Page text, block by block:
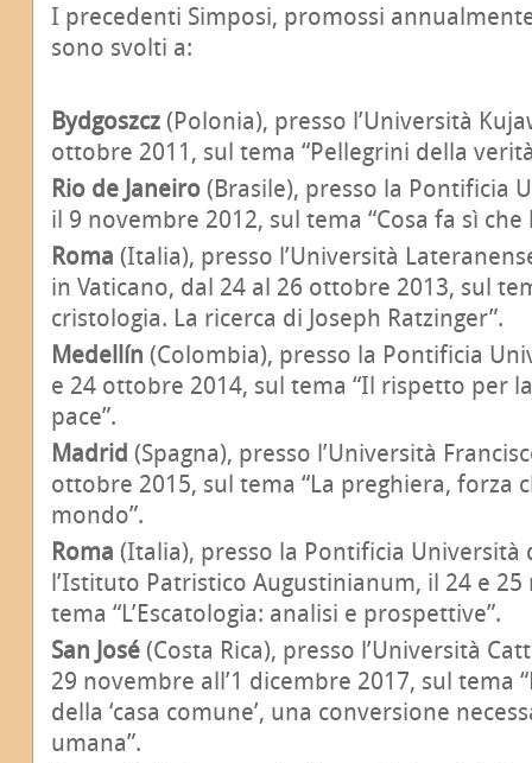
I precedenti Simposi, promossi
sono svolti a:
Bydgoszcz (Polonia), presso l’Università
ottobre 2011, sul tema “Pellegrini della
Rio de Janeiro (Brasile), presso la Pontificia
il 9 novembre 2012, sul tema “Cosa fa sì che
Roma (Italia), presso l’Università
in Vaticano, dal 24 al 26 ottobre 2013, sul
cristologia. La ricerca di Joseph Ratzinger”.
Medellín (Colombia), presso la Pontificia
e 24 ottobre 2014, sul tema “Il rispetto per
pace”.
Madrid (Spagna), presso l’Università
ottobre 2015, sul tema “La preghiera, forza
mondo”.
Roma (Italia), presso la Pontificia Università
l’Istituto Patristico Augustinianum, il 24 e
tema “L’Escatologia: analisi e prospettive”.
San José (Costa Rica), presso l’Università
29 novembre all’1 dicembre 2017, sul tema
della ‘casa comune’, una conversione
umana”.